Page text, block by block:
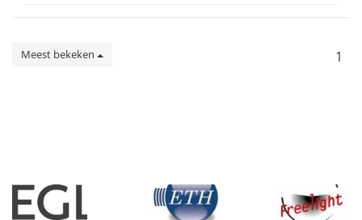
Meest bekeken 1